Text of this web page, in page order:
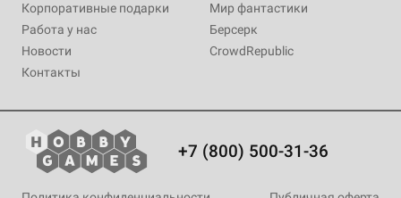
Корпоративные подарки
Работа у нас
Новости
Контакты
Мир фантастики
Берсерк
CrowdRepublic
+7 (800) 500-31-36